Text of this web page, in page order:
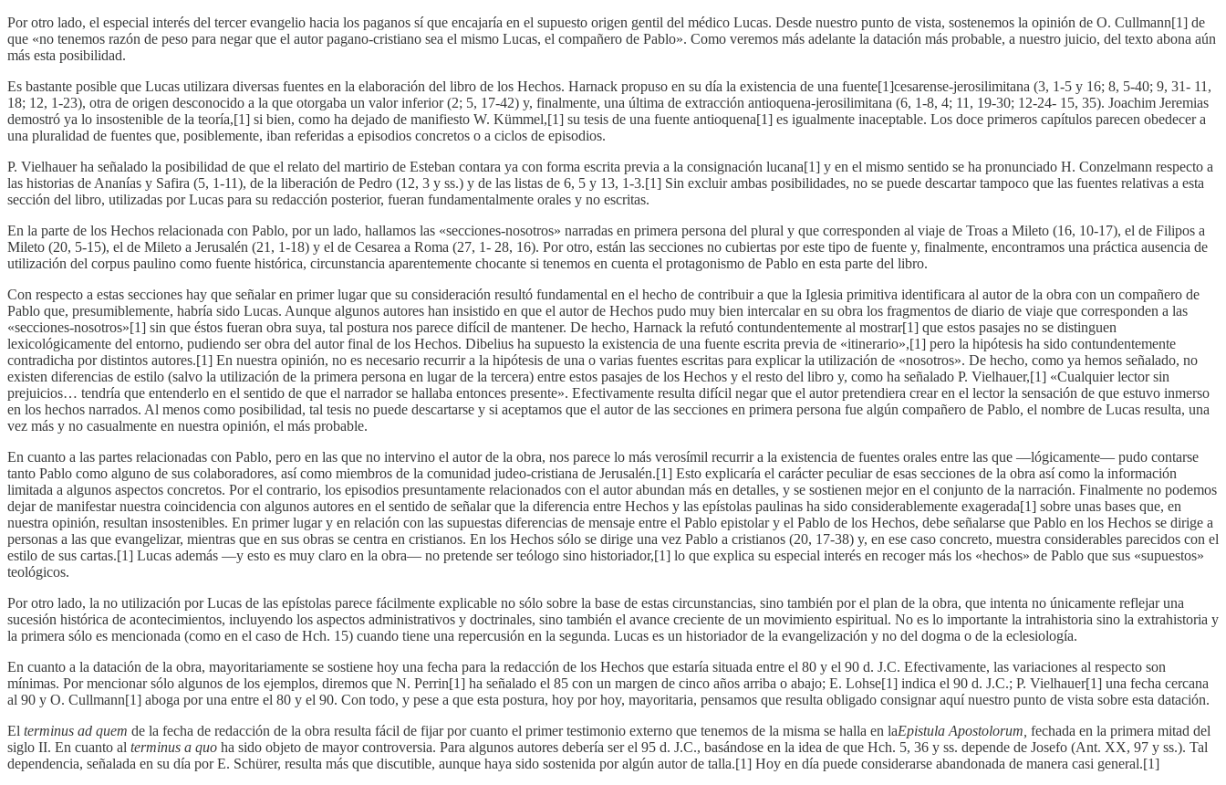
Por otro lado, el especial interés del tercer evangelio hacia los paganos sí que encajaría en el supuesto origen gentil del médico Lucas. Desde nuestro punto de vista, sostenemos la opinión de O. Cullmann[1] de
que «no tenemos razón de peso para negar que el autor pagano-cristiano sea el mismo Lucas, el compañero de Pablo». Como veremos más adelante la datación más probable, a nuestro juicio, del texto abona aún
más esta posibilidad.
Es bastante posible que Lucas utilizara diversas fuentes en la elaboración del libro de los Hechos. Harnack propuso en su día la existencia de una fuente[1]cesarense-jerosilimitana (3, 1-5 y 16; 8, 5-40; 9, 31- 11,
18; 12, 1-23), otra de origen desconocido a la que otorgaba un valor inferior (2; 5, 17-42) y, finalmente, una última de extracción antioquena-jerosilimitana (6, 1-8, 4; 11, 19-30; 12-24- 15, 35). Joachim Jeremias
demostró ya lo insostenible de la teoría,[1] si bien, como ha dejado de manifiesto W. Kümmel,[1] su tesis de una fuente antioquena[1] es igualmente inaceptable. Los doce primeros capítulos parecen obedecer a
una pluralidad de fuentes que, posiblemente, iban referidas a episodios concretos o a ciclos de episodios.
P. Vielhauer ha señalado la posibilidad de que el relato del martirio de Esteban contara ya con forma escrita previa a la consignación lucana[1] y en el mismo sentido se ha pronunciado H. Conzelmann respecto a
las historias de Ananías y Safira (5, 1-11), de la liberación de Pedro (12, 3 y ss.) y de las listas de 6, 5 y 13, 1-3.[1] Sin excluir ambas posibilidades, no se puede descartar tampoco que las fuentes relativas a esta
sección del libro, utilizadas por Lucas para su redacción posterior, fueran fundamentalmente orales y no escritas.
En la parte de los Hechos relacionada con Pablo, por un lado, hallamos las «secciones-nosotros» narradas en primera persona del plural y que corresponden al viaje de Troas a Mileto (16, 10-17), el de Filipos a
Mileto (20, 5-15), el de Mileto a Jerusalén (21, 1-18) y el de Cesarea a Roma (27, 1- 28, 16). Por otro, están las secciones no cubiertas por este tipo de fuente y, finalmente, encontramos una práctica ausencia de
utilización del corpus paulino como fuente histórica, circunstancia aparentemente chocante si tenemos en cuenta el protagonismo de Pablo en esta parte del libro.
Con respecto a estas secciones hay que señalar en primer lugar que su consideración resultó fundamental en el hecho de contribuir a que la Iglesia primitiva identificara al autor de la obra con un compañero de
Pablo que, presumiblemente, habría sido Lucas. Aunque algunos autores han insistido en que el autor de Hechos pudo muy bien intercalar en su obra los fragmentos de diario de viaje que corresponden a las
«secciones-nosotros»[1] sin que éstos fueran obra suya, tal postura nos parece difícil de mantener. De hecho, Harnack la refutó contundentemente al mostrar[1] que estos pasajes no se distinguen
lexicológicamente del entorno, pudiendo ser obra del autor final de los Hechos. Dibelius ha supuesto la existencia de una fuente escrita previa de «itinerario»,[1] pero la hipótesis ha sido contundentemente
contradicha por distintos autores.[1] En nuestra opinión, no es necesario recurrir a la hipótesis de una o varias fuentes escritas para explicar la utilización de «nosotros». De hecho, como ya hemos señalado, no
existen diferencias de estilo (salvo la utilización de la primera persona en lugar de la tercera) entre estos pasajes de los Hechos y el resto del libro y, como ha señalado P. Vielhauer,[1] «Cualquier lector sin
prejuicios… tendría que entenderlo en el sentido de que el narrador se hallaba entonces presente». Efectivamente resulta difícil negar que el autor pretendiera crear en el lector la sensación de que estuvo inmerso
en los hechos narrados. Al menos como posibilidad, tal tesis no puede descartarse y si aceptamos que el autor de las secciones en primera persona fue algún compañero de Pablo, el nombre de Lucas resulta, una
vez más y no casualmente en nuestra opinión, el más probable.
En cuanto a las partes relacionadas con Pablo, pero en las que no intervino el autor de la obra, nos parece lo más verosímil recurrir a la existencia de fuentes orales entre las que —lógicamente— pudo contarse
tanto Pablo como alguno de sus colaboradores, así como miembros de la comunidad judeo-cristiana de Jerusalén.[1] Esto explicaría el carácter peculiar de esas secciones de la obra así como la información
limitada a algunos aspectos concretos. Por el contrario, los episodios presuntamente relacionados con el autor abundan más en detalles, y se sostienen mejor en el conjunto de la narración. Finalmente no podemos
dejar de manifestar nuestra coincidencia con algunos autores en el sentido de señalar que la diferencia entre Hechos y las epístolas paulinas ha sido considerablemente exagerada[1] sobre unas bases que, en
nuestra opinión, resultan insostenibles. En primer lugar y en relación con las supuestas diferencias de mensaje entre el Pablo epistolar y el Pablo de los Hechos, debe señalarse que Pablo en los Hechos se dirige a
personas a las que evangelizar, mientras que en sus obras se centra en cristianos. En los Hechos sólo se dirige una vez Pablo a cristianos (20, 17-38) y, en ese caso concreto, muestra considerables parecidos con el
estilo de sus cartas.[1] Lucas además —y esto es muy claro en la obra— no pretende ser teólogo sino historiador,[1] lo que explica su especial interés en recoger más los «hechos» de Pablo que sus «supuestos»
teológicos.
Por otro lado, la no utilización por Lucas de las epístolas parece fácilmente explicable no sólo sobre la base de estas circunstancias, sino también por el plan de la obra, que intenta no únicamente reflejar una
sucesión histórica de acontecimientos, incluyendo los aspectos administrativos y doctrinales, sino también el avance creciente de un movimiento espiritual. No es lo importante la intrahistoria sino la extrahistoria y
la primera sólo es mencionada (como en el caso de Hch. 15) cuando tiene una repercusión en la segunda. Lucas es un historiador de la evangelización y no del dogma o de la eclesiología.
En cuanto a la datación de la obra, mayoritariamente se sostiene hoy una fecha para la redacción de los Hechos que estaría situada entre el 80 y el 90 d. J.C. Efectivamente, las variaciones al respecto son
mínimas. Por mencionar sólo algunos de los ejemplos, diremos que N. Perrin[1] ha señalado el 85 con un margen de cinco años arriba o abajo; E. Lohse[1] indica el 90 d. J.C.; P. Vielhauer[1] una fecha cercana
al 90 y O. Cullmann[1] aboga por una entre el 80 y el 90. Con todo, y pese a que esta postura, hoy por hoy, mayoritaria, pensamos que resulta obligado consignar aquí nuestro punto de vista sobre esta datación.
El terminus ad quem de la fecha de redacción de la obra resulta fácil de fijar por cuanto el primer testimonio externo que tenemos de la misma se halla en laEpistula Apostolorum, fechada en la primera mitad del
siglo II. En cuanto al terminus a quo ha sido objeto de mayor controversia. Para algunos autores debería ser el 95 d. J.C., basándose en la idea de que Hch. 5, 36 y ss. depende de Josefo (Ant. XX, 97 y ss.). Tal
dependencia, señalada en su día por E. Schürer, resulta más que discutible, aunque haya sido sostenida por algún autor de talla.[1] Hoy en día puede considerarse abandonada de manera casi general.[1]